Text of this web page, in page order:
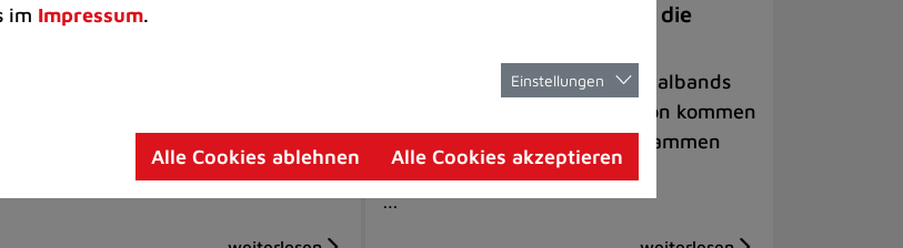
Ansgar Brinkmann
„Manege Madness“ bringt die
Internationale Rock- und Metalbands
und starke Acts aus der Region kommen
am 17. Oktober in Lintorf zusammen
…
im Impressum.
Einstellungen
Alle Cookies ablehnen Alle Cookies akzeptieren